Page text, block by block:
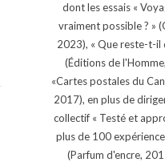
dont les essais «
vraiment possible ? »
2023), « Que reste-t-il
(Éditions de
«Cartes postales du
2017), en plus de
collectif « Testé et
plus de 100
(Parfum d'encre,